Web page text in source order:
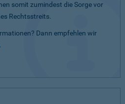
somit zumindest die Sorge vor
Rechtsstreits.
Dann empfehlen wir
.